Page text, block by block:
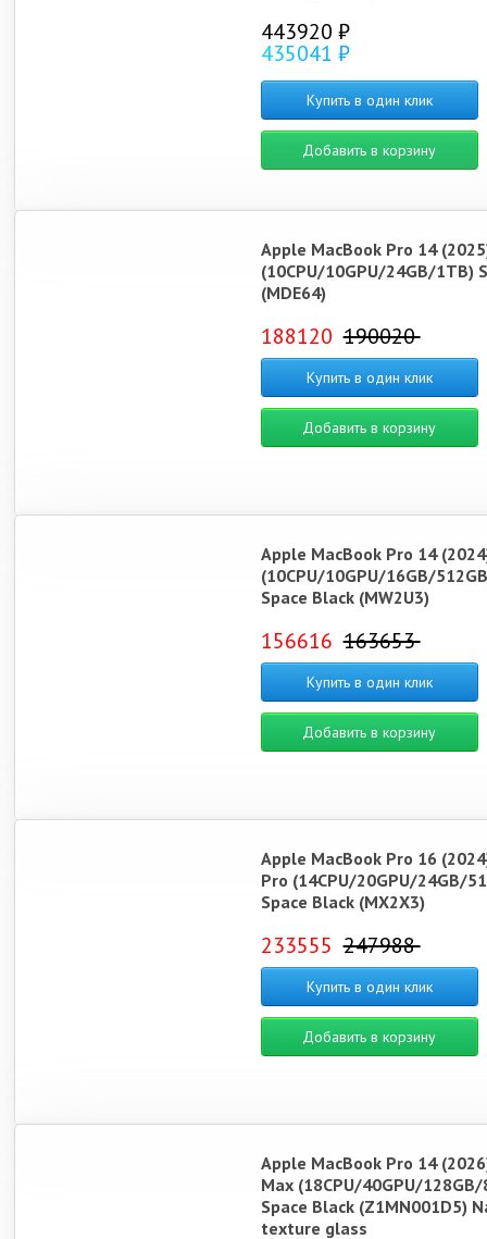
443920 ₽
435041 ₽
Купить в один клик
Добавить в корзину
Apple MacBook Pro 14
(10CPU/10GPU/24GB/1TB)
(MDE64)
188120 190020
Купить в один клик
Добавить в корзину
Apple MacBook Pro 14
(10CPU/10GPU/16GB/
Space Black (MW2U3)
156616 163653
Купить в один клик
Добавить в корзину
Apple MacBook Pro 16
Pro (14CPU/20GPU/24GB/
Space Black (MX2X3)
233555 247988
Купить в один клик
Добавить в корзину
Apple MacBook Pro 14
Max (18CPU/40GPU/
Space Black (Z1MN001D5)
texture glass